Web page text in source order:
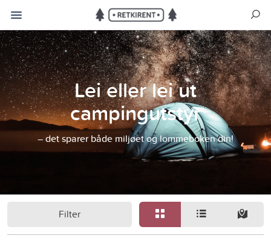
Lei eller lei ut
campingutstyr
– det sparer både miljøet og lommeboken din!
Filter